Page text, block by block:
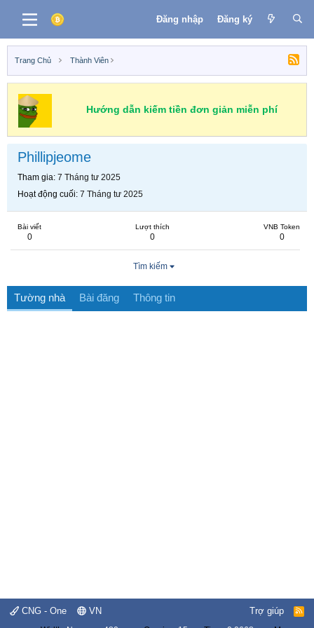
Đăng nhập Đăng ký
Trang Chủ Thành Viên
Hướng dẫn kiếm tiền đơn giản miễn phí
Phillipjeome
Tham gia 7 Tháng tư 2025
Hoạt động cuối 7 Tháng tư 2025
Bài viết
0
Lượt thích
0
VNB Token
0
Tìm kiếm
Tường nhà Bài đăng Thông tin
CNG - One VN Trợ giúp
R